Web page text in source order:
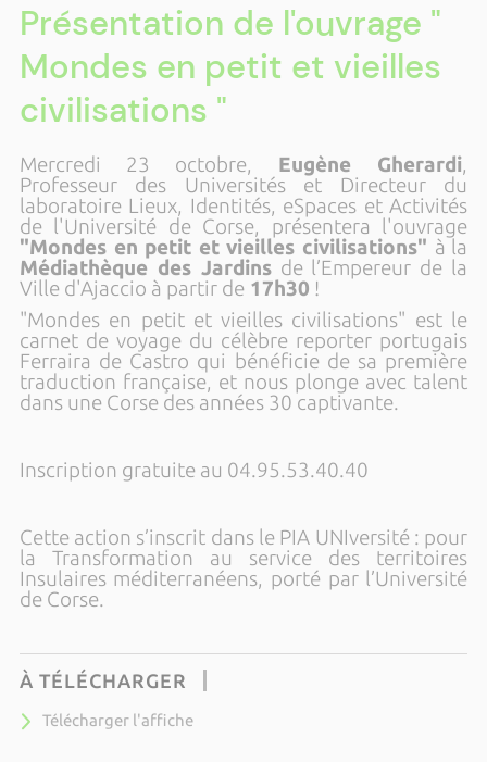
Présentation de l'ouvrage "
Mondes en petit et vieilles
civilisations "
Mercredi 23 octobre, Eugène Gherardi,
Professeur des Universités et Directeur du
laboratoire Lieux, Identités, eSpaces et Activités
de l'Université de Corse, présentera l'ouvrage
"Mondes en petit et vieilles civilisations" à la
Médiathèque des Jardinsde l’Empereur de la
Ville d'Ajaccio à partir de17h30 !
"Mondes en petit et vieilles civilisations" est le
carnet de voyage du célèbre reporter portugais
Ferraira de Castro qui bénéficie de sa première
traduction française, et nous plonge avec talent
dans une Corse des années 30 captivante.
Inscription gratuite au 04.95.53.40.40
Cette action s’inscrit dans le PIA UNIversité : pour
la Transformation au service des territoires
Insulaires méditerranéens, porté par l’Université
de Corse.
À TÉLÉCHARGER
Télécharger l'affiche